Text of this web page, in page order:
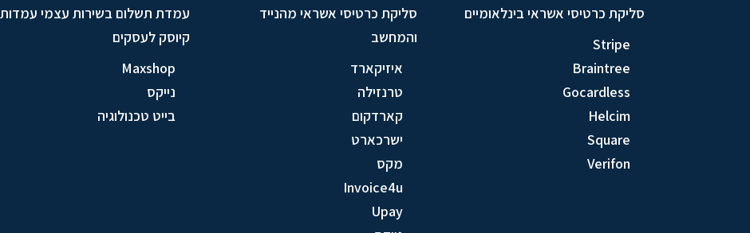
סליקת כרטיסי אשראי בינלאומיים
Stripe
Braintree
Gocardless
Helcim
Square
Verifon
סליקת כרטיסי אשראי מהנייד
והמחשב
איזיקארד
טרנזילה
קארדקום
ישרכארט
מקס
Invoice4u
Upay
עמדת תשלום בשירות עצמי עמדות
קיוסק לעסקים
Maxshop
נייקס
בייט טכנולוגיה